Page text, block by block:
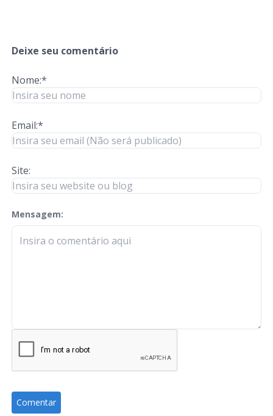
Deixe seu comentário
Nome:*
Email:*
Site:
Mensagem:
check-terms